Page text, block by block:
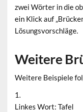
zwei Wörter in die
ein Klick auf
Lösungsvorschläge.
Weitere
Weitere Beispiele
1.
Linkes Wort: Tafel